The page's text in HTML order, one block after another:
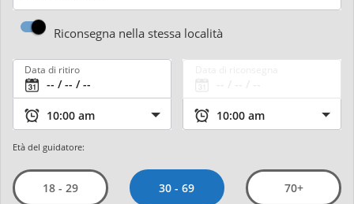
Riconsegna nella stessa località
Data di ritiro
Età del guidatore:
18 - 29 30 - 69 70+